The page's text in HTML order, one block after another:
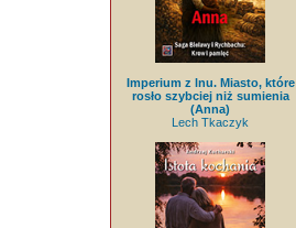
Imperium z lnu. Miasto, które
rosło szybciej niż sumienia
(Anna)
Lech Tkaczyk